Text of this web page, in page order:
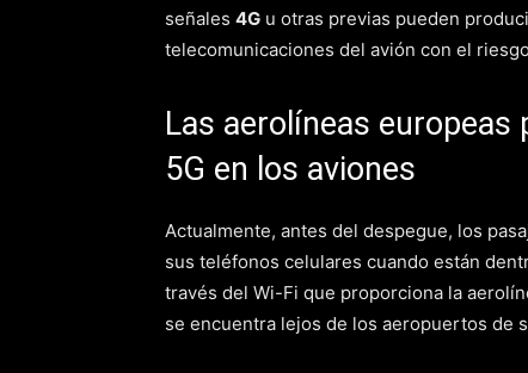
señales 4G u otras previas pueden
telecomunicaciones del avión con el
Las aerolíneas
5G en los aviones
Actualmente, antes del despegue, los
sus teléfonos celulares cuando están
través del Wi-Fi que proporciona la
se encuentra lejos de los aeropuertos de